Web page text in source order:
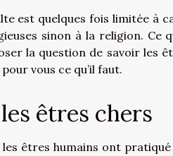
est quelques fois limitée à
sinon à la religion. Ce
la question de savoir les
vous ce qu’il faut.
êtres chers
êtres humains ont